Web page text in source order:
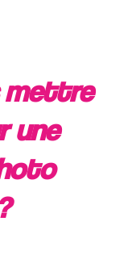
mettre
une